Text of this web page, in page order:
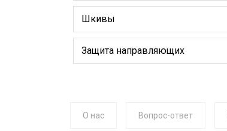
Шкивы
Защита направляющих
О нас Вопрос-ответ